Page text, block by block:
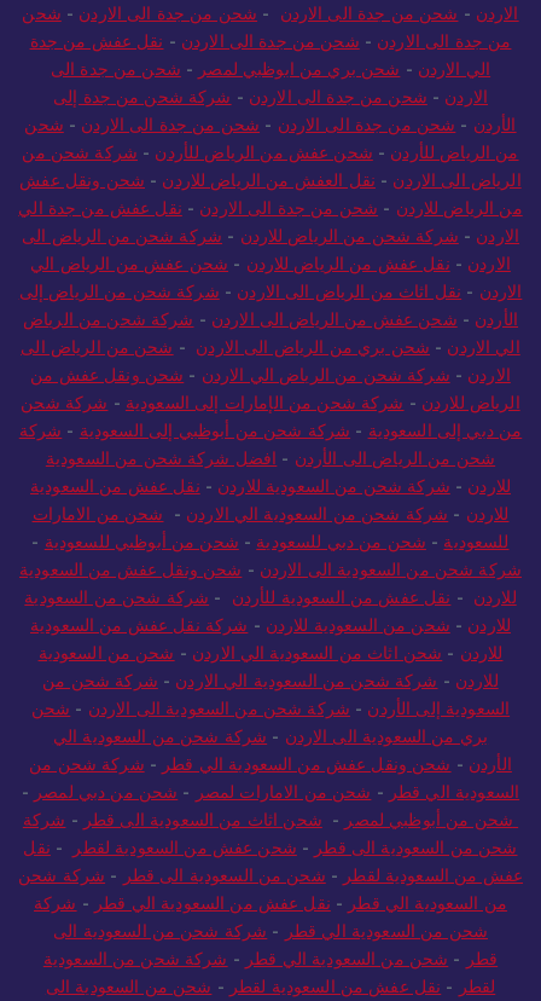
الاردن - شحن من جدة الى الاردن - شحن من جدة الى الاردن - شحن
من جدة الى الاردن - شحن من جدة الى الاردن - نقل عفش من جدة
الي الاردن - شحن بري من ابوظبي لمصر - شحن من جدة الى
الاردن - شحن من جدة الى الاردن - شركة شحن من جدة إلى
الأردن - شحن من جدة الى الاردن - شحن من جدة الى الاردن - شحن
من الرياض للأردن - شحن عفش من الرياض للأردن - شركة شحن من
الرياض الى الاردن - نقل العفش من الرياض للاردن - شحن ونقل عفش
من الرياض للاردن - شحن من جدة الى الاردن - نقل عفش من جدة الي
الاردن - شركة شحن من الرياض للاردن - شركة شحن من الرياض الى
الاردن - نقل عفش من الرياض للاردن - شحن عفش من الرياض الي
الاردن - نقل اثاث من الرياض الى الاردن - شركة شحن من الرياض إلى
الأردن - شحن عفش من الرياض الى الاردن - شركة شحن من الرياض
الي الاردن - شحن بري من الرياض الى الاردن - شحن من الرياض الى
الاردن - شركة شحن من الرياض الي الاردن - شحن ونقل عفش من
الرياض للاردن - شركة شحن من الإمارات إلى السعودية - شركة شحن
من دبي إلى السعودية - شركة شحن من أبوظبي إلى السعودية - شركة
شحن من الرياض الى الأردن - افضل شركة شحن من السعودية
للاردن - شركة شحن من السعودية للاردن - نقل عفش من السعودية
للاردن - شركة شحن من السعودية الي الاردن - شحن من الامارات
للسعودية - شحن من دبي للسعودية - شحن من أبوظبي للسعودية -
شركة شحن من السعودية الى الاردن - شحن ونقل عفش من السعودية
للاردن - نقل عفش من السعودية للأردن - شركة شحن من السعودية
للاردن - شحن من السعودية للاردن - شركة نقل عفش من السعودية
للاردن - شحن اثاث من السعودية الي الاردن - شحن من السعودية
للاردن - شركة شحن من السعودية الي الاردن - شركة شحن من
السعودية إلى الأردن - شركة شحن من السعودية الى الاردن - شحن
بري من السعودية الى الاردن - شركة شحن من السعودية الي
الأردن - شحن ونقل عفش من السعودية الي قطر - شركة شحن من
السعودية الي قطر - شحن من الامارات لمصر - شحن من دبي لمصر -
شحن من أبوظبي لمصر - شحن اثاث من السعودية الى قطر - شركة
شحن من السعودية الى قطر - شحن عفش من السعودية لقطر - نقل
عفش من السعودية لقطر - شحن من السعودية الى قطر - شركة شحن
من السعودية الي قطر - نقل عفش من السعودية الي قطر - شركة
شحن من السعودية الي قطر - شركة شحن من السعودية الى
قطر - شحن من السعودية الي قطر - شركة شحن من السعودية
لقطر - نقل عفش من السعودية لقطر - شحن من السعودية الى